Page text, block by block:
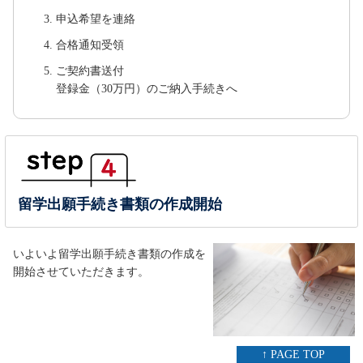
申込希望を連絡
合格通知受領
ご契約書送付
登録金（30万円）のご納入手続きへ
留学出願手続き書類の作成開始
いよいよ留学出願手続き書類の作成を
開始させていただきます。
↑ PAGE TOP